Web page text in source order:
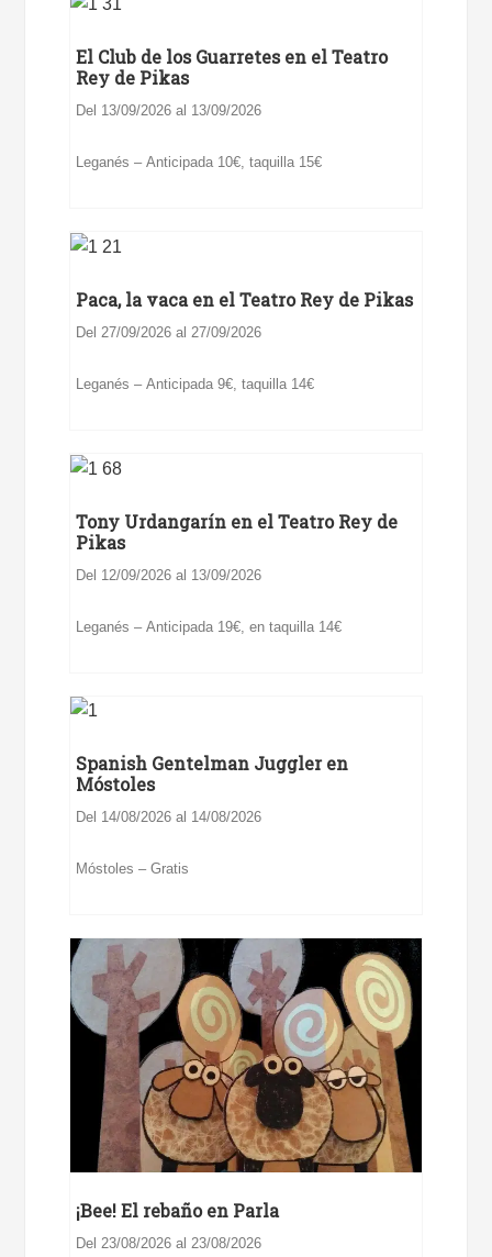
El Club de los Guarretes en el Teatro
Rey de Pikas
Del 13/09/2026 al 13/09/2026
Leganés – Anticipada 10€, taquilla 15€
Paca, la vaca en el Teatro Rey de Pikas
Del 27/09/2026 al 27/09/2026
Leganés – Anticipada 9€, taquilla 14€
Tony Urdangarín en el Teatro Rey de
Pikas
Del 12/09/2026 al 13/09/2026
Leganés – Anticipada 19€, en taquilla 14€
Spanish Gentelman Juggler en
Móstoles
Del 14/08/2026 al 14/08/2026
Móstoles – Gratis
¡Bee! El rebaño en Parla
Del 23/08/2026 al 23/08/2026